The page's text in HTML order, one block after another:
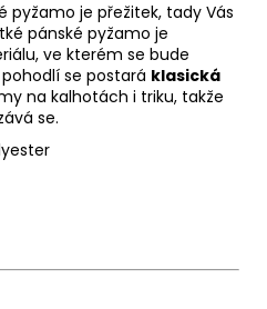
pyžamo je přežitek, tady Vás
pánské pyžamo je
ve kterém se bude
se postará klasická
na kalhotách i triku, takže
se.